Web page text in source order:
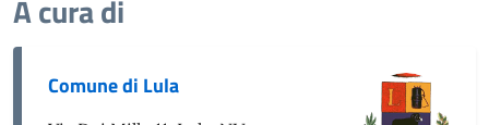
A cura di
Comune di Lula